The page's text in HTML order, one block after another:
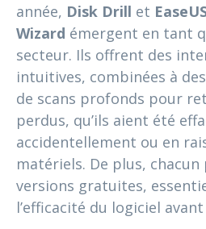
année, Disk Drill et
Wizard émergent en tant
secteur. Ils offrent des
intuitives, combinées à
de scans profonds pour
perdus, qu’ils aient été
accidentellement ou en
matériels. De plus, chacun
versions gratuites,
l’efficacité du logiciel